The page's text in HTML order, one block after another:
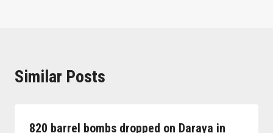
Similar Posts
820 barrel bombs dropped on Daraya in